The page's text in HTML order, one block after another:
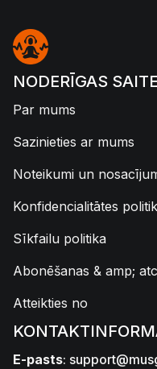
NODERĪGAS
Par mums
Sazinieties ar mums
Noteikumi un
Konfidencialitātes
Sīkfailu politika
Abonēšanas & amp;
Atteikties no
E-pasts: